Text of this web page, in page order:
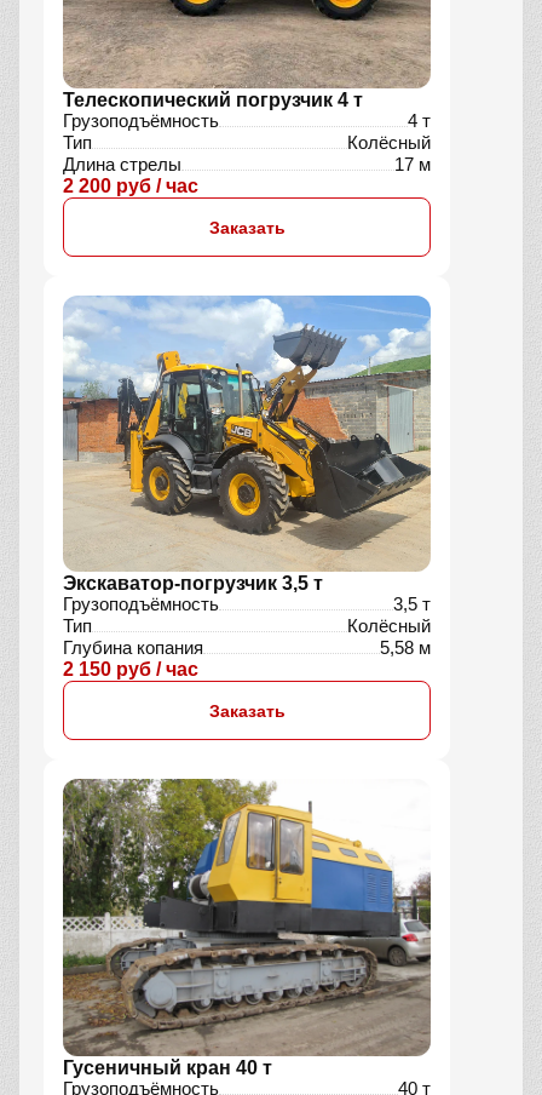
Телескопический погрузчик 4 т
Грузоподъёмность
4 т
Тип
Колёсный
Длина стрелы
17 м
2 200 руб / час
Заказать
Экскаватор-погрузчик 3,5 т
Грузоподъёмность
3,5 т
Тип
Колёсный
Глубина копания
5,58 м
2 150 руб / час
Заказать
Гусеничный кран 40 т
Грузоподъёмность 40 т